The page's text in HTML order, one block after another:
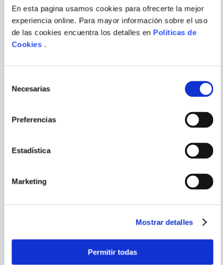
En esta pagina usamos cookies para ofrecerte la mejor
experiencia online. Para mayor información sobre el uso
de las cookies encuentra los detalles en Politicas de
Cookies.
Necesarias
Preferencias
Estadística
Marketing
Mostrar detalles
Permitir todas
ENVIAR
COMENTARIO
RICHARD FORD
CANADA
TOM SHARPE
VICIOS ANCESTRALES
VISTE
VER TODOS